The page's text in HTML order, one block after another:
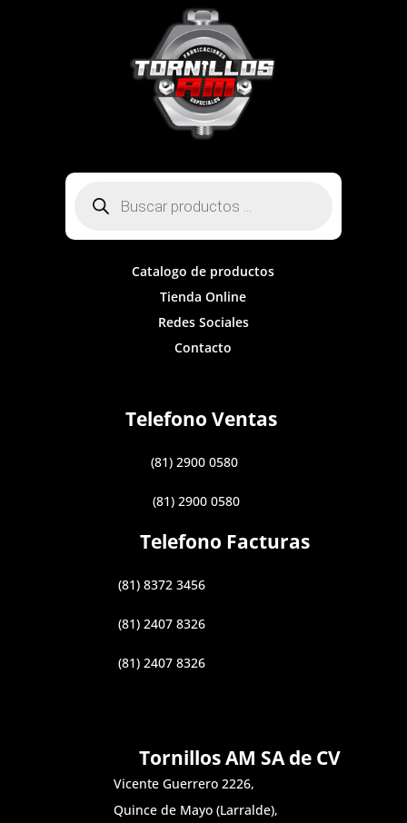
productos
Catalogo de productos
Tienda Online
Redes Sociales
Contacto
Telefono Ventas
(81) 2900 0580
(81) 2900 0580
Telefono Facturas
(81) 8372 3456
(81) 2407 8326
(81) 2407 8326
Tornillos AM SA de CV
Vicente Guerrero 2226,
Quince de Mayo (Larralde),